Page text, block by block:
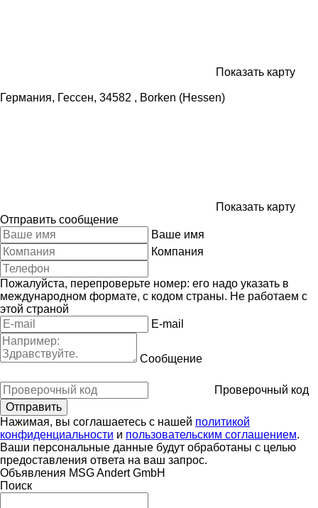
Показать карту
Германия, Гессен, 34582 , Borken (Hessen)
Показать карту
Отправить сообщение
Ваше имя
Компания
Пожалуйста, перепроверьте номер: его надо указать в
международном формате, с кодом страны. Не работаем с
этой страной
E-mail
Сообщение
Проверочный код
Нажимая, вы соглашаетесь с нашей политикой
конфиденциальности и пользовательским соглашением.
Ваши персональные данные будут обработаны с целью
предоставления ответа на ваш запрос.
Объявления MSG Andert GmbH
Поиск